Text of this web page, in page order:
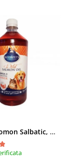
Ulei de Somon Salbatic, câini și pisici, piele si blană, BEST4PETS, 1l